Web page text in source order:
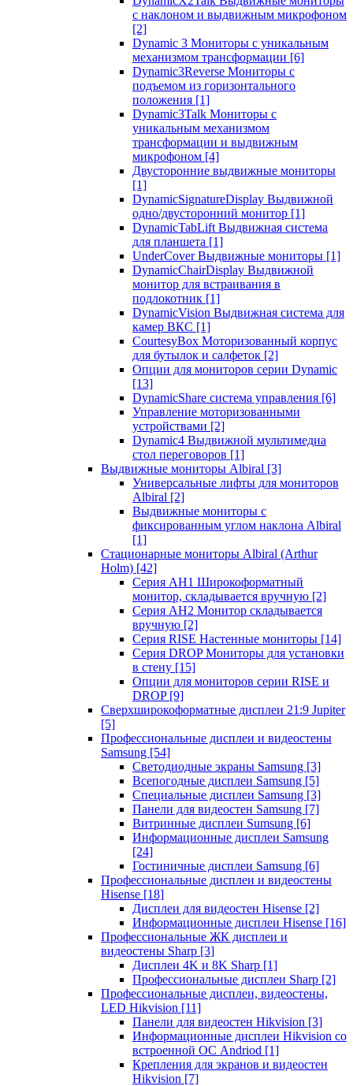
с наклоном и выдвижным микрофоном
[2]
Dynamic 3 Мониторы с уникальным
механизмом трансформации [6]
Dynamic3Reverse Мониторы с
подъемом из горизонтального
положения [1]
Dynamic3Talk Мониторы с
уникальным механизмом
трансформации и выдвижным
микрофоном [4]
Двусторонние выдвижные мониторы
[1]
DynamicSignatureDisplay Выдвижной
одно/двусторонний монитор [1]
DynamicTabLift Выдвижная система
для планшета [1]
UnderCover Выдвижные мониторы [1]
DynamicChairDisplay Выдвижной
монитор для встраивания в
подлокотник [1]
DynamicVision Выдвижная система для
камер ВКС [1]
CourtesyBox Моторизованный корпус
для бутылок и салфеток [2]
Опции для мониторов серии Dynamic
[13]
DynamicShare система управления [6]
Управление моторизованными
устройствами [2]
Dynamic4 Выдвижной мультимедиа
стол переговоров [1]
Выдвижные мониторы Albiral [3]
Универсальные лифты для мониторов
Albiral [2]
Выдвижные мониторы с
фиксированным углом наклона Albiral
[1]
Стационарные мониторы Albiral (Arthur
Holm) [42]
Серия AH1 Широкоформатный
монитор, складывается вручную [2]
Серия AH2 Монитор складывается
вручную [2]
Серия RISE Настенные мониторы [14]
Серия DROP Мониторы для установки
в стену [15]
Опции для мониторов серии RISE и
DROP [9]
Сверхширокоформатные дисплеи 21:9 Jupiter
[5]
Профессиональные дисплеи и видеостены
Samsung [54]
Светодиодные экраны Samsung [3]
Всепогодные дисплеи Samsung [5]
Специальные дисплеи Samsung [3]
Панели для видеостен Samsung [7]
Витринные дисплеи Sumsung [6]
Информационные дисплеи Samsung
[24]
Гостиничные дисплеи Samsung [6]
Профессиональные дисплеи и видеостены
Hisense [18]
Дисплеи для видеостен Hisense [2]
Информационные дисплеи Hisense [16]
Профессиональные ЖК дисплеи и
видеостены Sharp [3]
Дисплеи 4K и 8K Sharp [1]
Профессиональные дисплеи Sharp [2]
Профессиональные дисплеи, видеостены,
LED Hikvision [11]
Панели для видеостен Hikvision [3]
Информационные дисплеи Hikvision со
встроенной ОС Andriod [1]
Крепления для экранов и видеостен
Hikvision [7]